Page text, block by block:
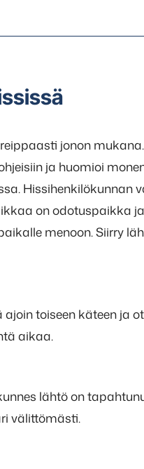
jonon
ja huomioi
Hissihenkilökunnan
on odotuspaikka
menoon. Siirry
ajoin toiseen käteen ja
aikaa.
lähtö on
välittömästi.